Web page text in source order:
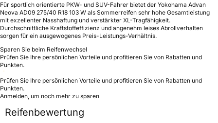
Für sportlich orientierte PKW- und SUV-Fahrer bietet der Yokohama Advan
Neova AD09 275/40 R18 103 W als Sommerreifen sehr hohe Gesamtleistung
mit exzellenter Nasshaftung und verstärkter XL-Tragfähigkeit.
Durchschnittliche Kraftstoffeffizienz und angenehm leises Abrollverhalten
sorgen für ein ausgewogenes Preis-Leistungs-Verhältnis.
Sparen Sie beim Reifenwechsel
Prüfen Sie Ihre persönlichen Vorteile und profitieren Sie von Rabatten und
Punkten.
Prüfen Sie Ihre persönlichen Vorteile und profitieren Sie von Rabatten und
Punkten.
Anmelden, um noch mehr zu sparen
Reifenbewertung